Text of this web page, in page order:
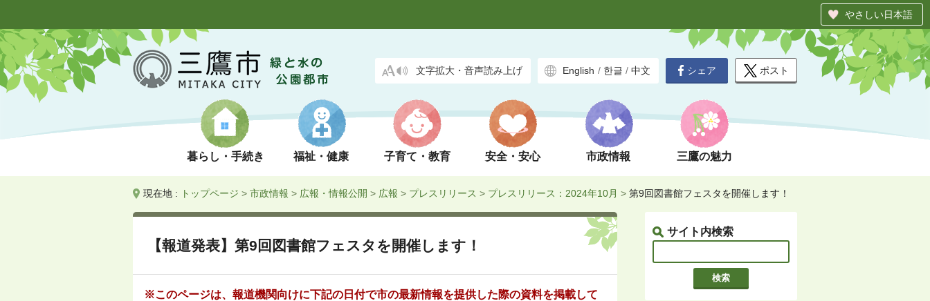
やさしい日本語
文字拡大・音声読み上げ English / 한글 / 中文
暮らし・手続き 福祉・健康 子育て・教育 安全・安心 市政情報 三鷹の魅力
シェア ポスト
現在地 : トップページ > 市政情報 > 広報・情報公開 > 広報 > プレスリリース > プレスリリース：2024年10月 > 第9回図書館フェスタを開催します！
サイト内検索
【報道発表】第9回図書館フェスタを開催します！
※このページは、報道機関向けに下記の日付で市の最新情報を提供した際の資料を掲載して